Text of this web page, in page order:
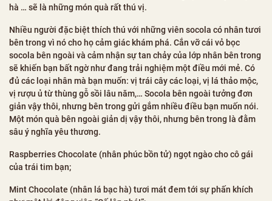
hà … sẽ là những món quà rất thú vị.
Nhiều người đặc biệt thích thú với những viên socola có nhân tươi
bên trong vì nó cho họ cảm giác khám phá. Cắn vỡ cái vỏ bọc
socola bên ngoài và cảm nhận sự tan chảy của lớp nhân bên trong
sẽ khiến bạn bất ngờ như đang trải nghiệm một điều mới mẻ. Có
đủ các loại nhân mà bạn muốn: vị trái cây các loại, vị lá thảo mộc,
vị rượu ủ từ thùng gỗ sồi lâu năm,… Socola bên ngoài tưởng đơn
giản vậy thôi, nhưng bên trong gửi gắm nhiều điều bạn muốn nói.
Một món quà bên ngoài giản dị vậy thôi, nhưng bên trong là đằm
sâu ý nghĩa yêu thương.
Raspberries Chocolate (nhân phúc bồn tử) ngọt ngào cho cô gái
của trái tim bạn;
Mint Chocolate (nhân lá bạc hà) tươi mát đem tới sự phấn khích